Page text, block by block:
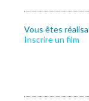
Vous êtes
Inscrire un film